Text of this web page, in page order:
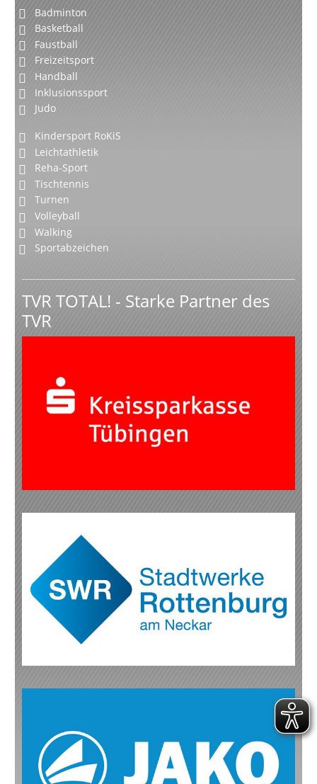
Badminton
Basketball
Faustball
Freizeitsport
Handball
Inklusionssport
Judo
Kindersport RoKiS
Leichtathletik
Reha-Sport
Tischtennis
Turnen
Volleyball
Walking
Sportabzeichen
TVR TOTAL! - Starke Partner des
TVR